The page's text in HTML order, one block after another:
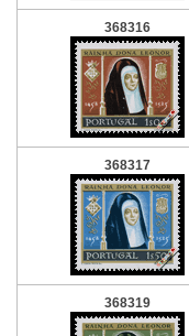
368316
368317
368319